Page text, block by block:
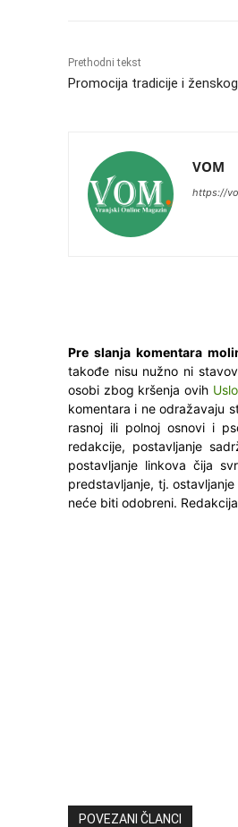
Prethodni tekst
Promocija tradicije i
VOM
https://
Pre slanja komentara
takođe nisu nužno ni
osobi zbog kršenja ovih
komentara i ne odražavaju
rasnoj ili polnoj osnovi i
redakcije, postavljanje
postavljanje linkova čija
predstavljanje, tj.
neće biti odobreni.
POVEZANI ČLANCI